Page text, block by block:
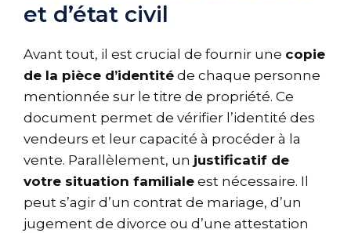
et d’état civil
Avant tout, il est crucial de fournir une copie
de la pièce d’identité de chaque personne
mentionnée sur le titre de propriété. Ce
document permet de vérifier l’identité des
vendeurs et leur capacité à procéder à la
vente. Parallèlement, un justificatif de
votre situation familiale est nécessaire. Il
peut s’agir d’un contrat de mariage, d’un
jugement de divorce ou d’une attestation